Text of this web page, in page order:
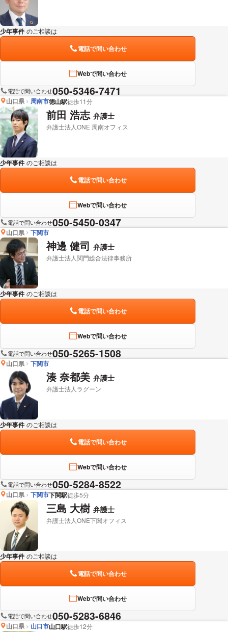
少年事件 のご相談は
電話で問い合わせ
Webで問い合わせ
電話で問い合わせ050-5346-7471
山口県 周南市徳山駅徒歩11分
前田 浩志 弁護士
弁護士法人ONE 周南オフィス
少年事件 のご相談は
電話で問い合わせ
Webで問い合わせ
電話で問い合わせ050-5450-0347
山口県 下関市
神邊 健司 弁護士
弁護士法人関門総合法律事務所
少年事件 のご相談は
電話で問い合わせ
Webで問い合わせ
電話で問い合わせ050-5265-1508
山口県 下関市
湊 奈都美 弁護士
弁護士法人ラグーン
少年事件 のご相談は
電話で問い合わせ
Webで問い合わせ
電話で問い合わせ050-5284-8522
山口県 下関市下関駅徒歩5分
三島 大樹 弁護士
弁護士法人ONE下関オフィス
少年事件 のご相談は
電話で問い合わせ
Webで問い合わせ
電話で問い合わせ050-5283-6846
山口県 山口市山口駅徒歩12分